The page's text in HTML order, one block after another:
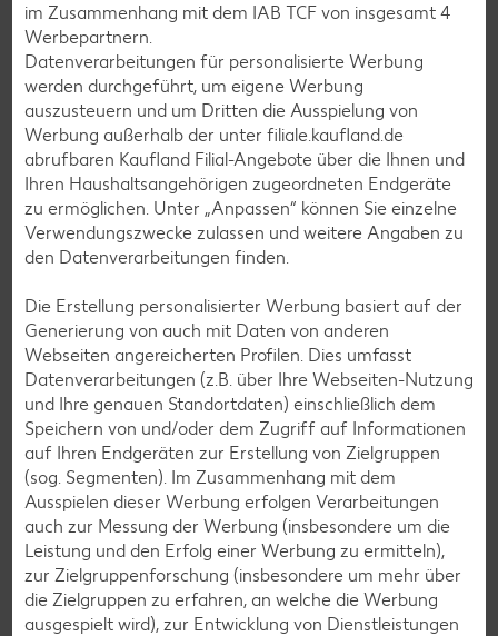
Kaufland Einkaufsacademy: Plastik beim
Einkaufen reduzieren
Nachhaltigkeitsexpertin Anna Schunck trifft den
Bereichsleiter Einkauf International bei Kaufland, Daniel
Gutmeyer, und spricht mit ihm über Vor- und Nachteile von
Plastik und wie Plastikmüll durch den Einzelhandel und
Verbraucher beim Einkaufen reduziert werden kann.
Mehr erfahren
Weitere Expertenkolumnen
im Zusammenhang mit dem IAB TCF von insgesamt 4
Werbepartnern.
Datenverarbeitungen für personalisierte Werbung
werden durchgeführt, um eigene Werbung
auszusteuern und um Dritten die Ausspielung von
Werbung außerhalb der unter filiale.kaufland.de
abrufbaren Kaufland Filial-Angebote über die Ihnen und
Ihren Haushaltsangehörigen zugeordneten Endgeräte
zu ermöglichen. Unter „Anpassen“ können Sie einzelne
Verwendungszwecke zulassen und weitere Angaben zu
den Datenverarbeitungen finden.
Die Erstellung personalisierter Werbung basiert auf der
Generierung von auch mit Daten von anderen
Webseiten angereicherten Profilen. Dies umfasst
Datenverarbeitungen (z.B. über Ihre Webseiten-Nutzung
und Ihre genauen Standortdaten) einschließlich dem
Speichern von und/oder dem Zugriff auf Informationen
auf Ihren Endgeräten zur Erstellung von Zielgruppen
(sog. Segmenten). Im Zusammenhang mit dem
Ausspielen dieser Werbung erfolgen Verarbeitungen
auch zur Messung der Werbung (insbesondere um die
Leistung und den Erfolg einer Werbung zu ermitteln),
zur Zielgruppenforschung (insbesondere um mehr über
die Zielgruppen zu erfahren, an welche die Werbung
ausgespielt wird), zur Entwicklung von Dienstleistungen